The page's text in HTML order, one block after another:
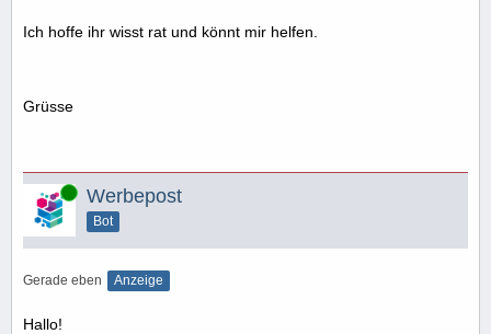
Ich hoffe ihr wisst rat und könnt mir helfen.
Grüsse
Online Werbepost
Bot
Gerade eben Anzeige
Hallo!